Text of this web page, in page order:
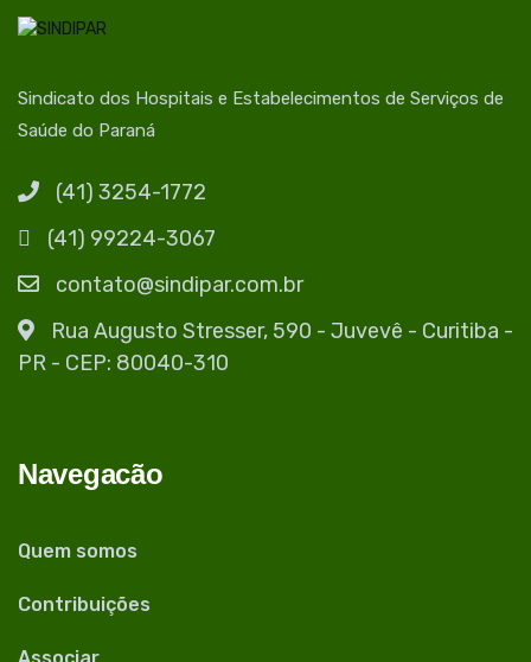
Sindicato dos Hospitais e Estabelecimentos de Serviços de
Saúde do Paraná
(41) 3254-1772
(41) 99224-3067
contato@sindipar.com.br
Rua Augusto Stresser, 590 - Juvevê - Curitiba -
PR - CEP: 80040-310
Navegacão
Quem somos
Contribuições